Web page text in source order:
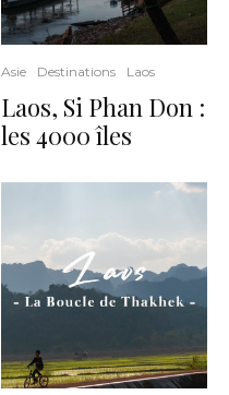
Asie Destinations Laos
Laos, Si Phan Don :
les 4000 îles